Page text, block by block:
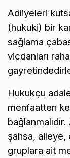
Adliyeleri
(hukuki) bir
sağlama
vicdanları
Hukukçu
menfaatten
şahsa,
gruplara ait